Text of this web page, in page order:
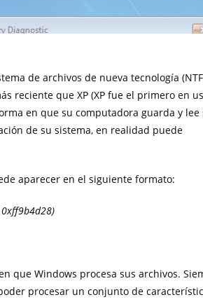
de archivos de nueva tecnología
reciente que XP (XP fue el primero en
en que su computadora guarda y lee
de su sistema, en realidad puede
aparecer en el siguiente formato:
que Windows procesa sus archivos.
procesar un conjunto de